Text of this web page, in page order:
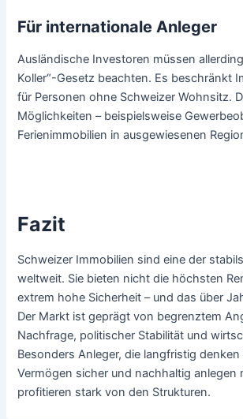
Für internationale Anleger
Ausländische Investoren müssen
Koller“-Gesetz beachten. Es beschränkt
für Personen ohne Schweizer Wohnsitz.
Möglichkeiten – beispielsweise
Ferienimmobilien in ausgewiesenen
Fazit
Schweizer Immobilien sind eine der
weltweit. Sie bieten nicht die höchsten
extrem hohe Sicherheit – und das über
Der Markt ist geprägt von begrenztem
Nachfrage, politischer Stabilität und
Besonders Anleger, die langfristig
Vermögen sicher und nachhaltig anlegen
profitieren stark von den Strukturen.